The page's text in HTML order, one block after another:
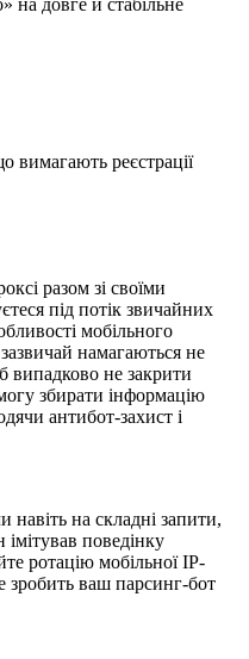
на довге й стабільне
вимагають реєстрації
разом зі своїми
під потік звичайних
мобільного
намагаються не
випадково не закрити
збирати інформацію
антибот-захист і
на складні запити,
поведінку
ротацію мобільної IP-
зробить ваш парсинг-бот